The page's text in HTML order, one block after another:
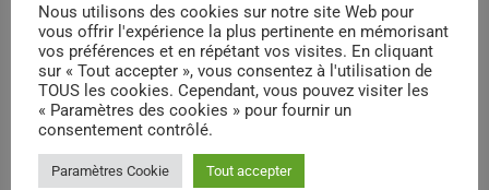
email
RATE IT
Nous utilisons des cookies sur notre site Web pour
vous offrir l'expérience la plus pertinente en mémorisant
vos préférences et en répétant vos visites. En cliquant
sur « Tout accepter », vous consentez à l'utilisation de
TOUS les cookies. Cependant, vous pouvez visiter les
« Paramètres des cookies » pour fournir un
consentement contrôlé.
Paramètres Cookie Tout accepter